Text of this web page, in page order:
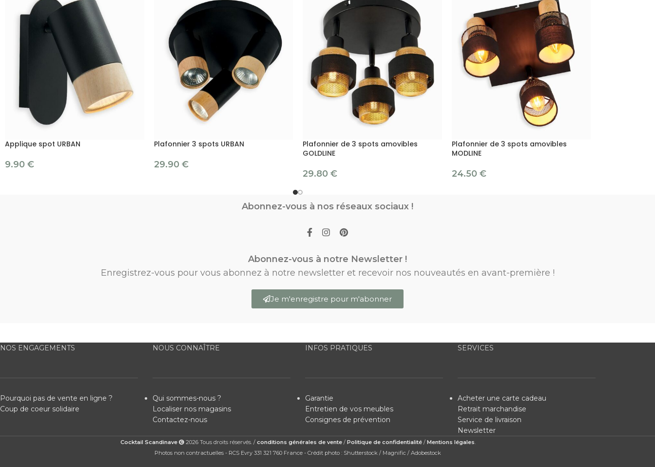
Applique spot URBAN
9.90 €
Plafonnier 3 spots URBAN
29.90 €
Plafonnier de 3 spots amovibles
GOLDLINE
29.80 €
Plafonnier de 3 spots amovibles
MODLINE
24.50 €
Abonnez-vous à nos réseaux sociaux !
Abonnez-vous à notre Newsletter !
Enregistrez-vous pour vous abonnez à notre newsletter et recevoir nos nouveautés en avant-première !
Je m'enregistre pour m'abonner
NOS ENGAGEMENTS
Pourquoi pas de vente en ligne ?
Coup de coeur solidaire
NOUS CONNAÎTRE
Qui sommes-nous ?
Localiser nos magasins
Contactez-nous
INFOS PRATIQUES
Garantie
Entretien de vos meubles
Consignes de prévention
SERVICES
Acheter une carte cadeau
Retrait marchandise
Service de livraison
Newsletter
Cocktail Scandinave 2026 Tous droits réservés. / conditions générales de vente/ Politique de confidentialité/ Mentions légales.
Photos non contractuelles - RCS Evry 331 321 760 France - Crédit photo : Shutterstock / Magnific / Adobestock